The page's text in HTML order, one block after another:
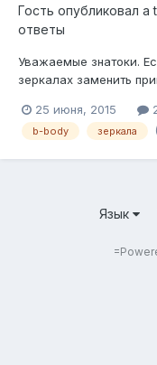
Гость опубликовал a
ответы
Уважаемые знатоки.
зеркалах заменить
25 июня, 2015
b-body зеркала
Язык
=